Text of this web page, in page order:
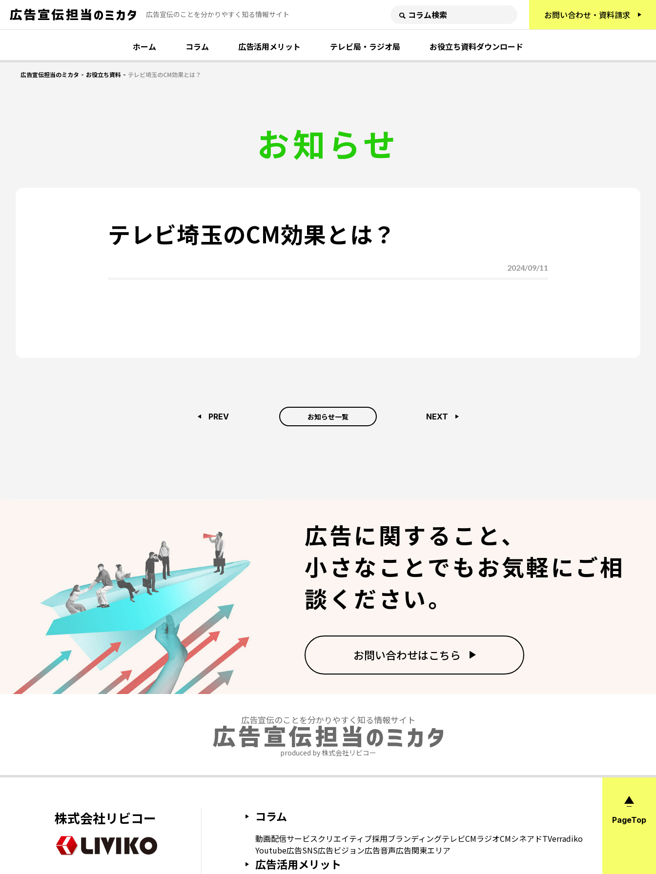
広告宣伝のことを分かりやすく知る情報サイト お問い合わせ・資料請求
ホーム コラム 広告活用メリット テレビ局・ラジオ局 お役立ち資料ダウンロード
広告宣伝担当のミカタ - お役立ち資料- テレビ埼玉のCM効果とは？
お知らせ
テレビ埼玉のCM効果とは？
2024/09/11
PREV お知らせ一覧 NEXT
広告に関すること、
小さなことでもお気軽にご相
談ください。
お問い合わせはこちら
広告宣伝のことを分かりやすく知る情報サイト
produced by 株式会社リビコー
株式会社リビコー コラム
動画配信サービスクリエイティブ採用ブランディングテレビCMラジオCMシネアドTVerradiko
Youtube広告SNS広告ビジョン広告音声広告関東エリア
広告活用メリット
PageTop